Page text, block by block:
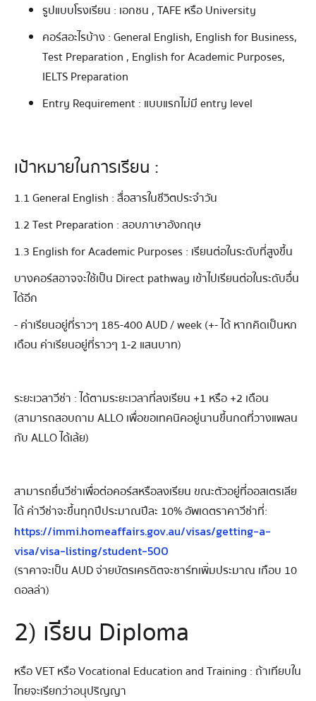
รูปแบบโรงเรียน : เอกชน , TAFE หรือ University
คอร์สอะไรบ้าง : General English, English for Business,
Test Preparation , English for Academic Purposes,
IELTS Preparation
Entry Requirement : แบบแรกไม่มี entry level
เป้าหมายในการเรียน :
1.1 General English : สื่อสารในชีวิตประจำวัน
1.2 Test Preparation : สอบภาษาอังกฤษ
1.3 English for Academic Purposes : เรียนต่อในระดับที่สูงขึ้น
บางคอร์สอาจจะใช้เป็น Direct pathway เข้าไปเรียนต่อในระดับอื่น
ได้อีก
- ค่าเรียนอยู่ที่ราวๆ 185-400 AUD / week (+- ได้ หากคิดเป็นหก
เดือน ค่าเรียนอยู่ที่ราวๆ 1-2 แสนบาท)
ระยะเวลาวีซ่า : ได้ตามระยะเวลาที่ลงเรียน +1 หรือ +2 เดือน
(สามารถสอบถาม ALLO เพื่อขอเทคนิคอยู่นานขึ้นกดที่วางแพลน
กับ ALLO ได้เล้ย)
สามารถยื่นวีซ่าเพื่อต่อคอร์สหรือลงเรียน ขณะตัวอยู่ที่ออสเตรเลีย
ได้ ค่าวีซ่าจะขึ้นทุกปีประมาณปีละ 10% อัพเดตราคาวีซ่าที่:
https://immi.homeaffairs.gov.au/visas/getting-a-
visa/visa-listing/student-500
(ราคาจะเป็น AUD จ่ายบัตรเครดิตจะชาร์ทเพิ่มประมาณ เกือบ 10
ดอลล่า)
2) เรียน Diploma
หรือ VET หรือ Vocational Education and Training : ถ้าเทียบใน
ไทยจะเรียกว่าอนุปริญญา